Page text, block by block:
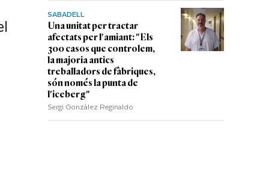
SABADELL
Una unitat per tractar
afectats per l'amiant: "Els
300 casos que controlem,
la majoria antics
treballadors de fàbriques,
són només la punta de
l'iceberg"
Sergi Gonzàlez Reginaldo